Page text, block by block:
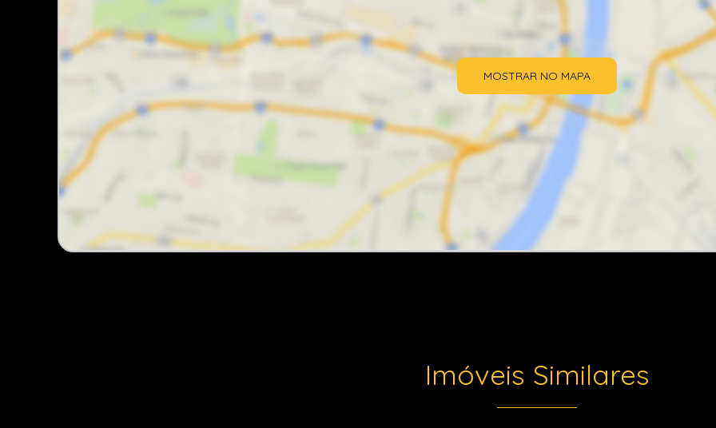
MOSTRAR NO MAPA
Imóveis Similares